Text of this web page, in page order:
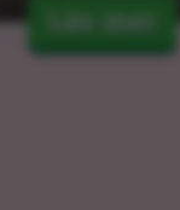
Läs mer